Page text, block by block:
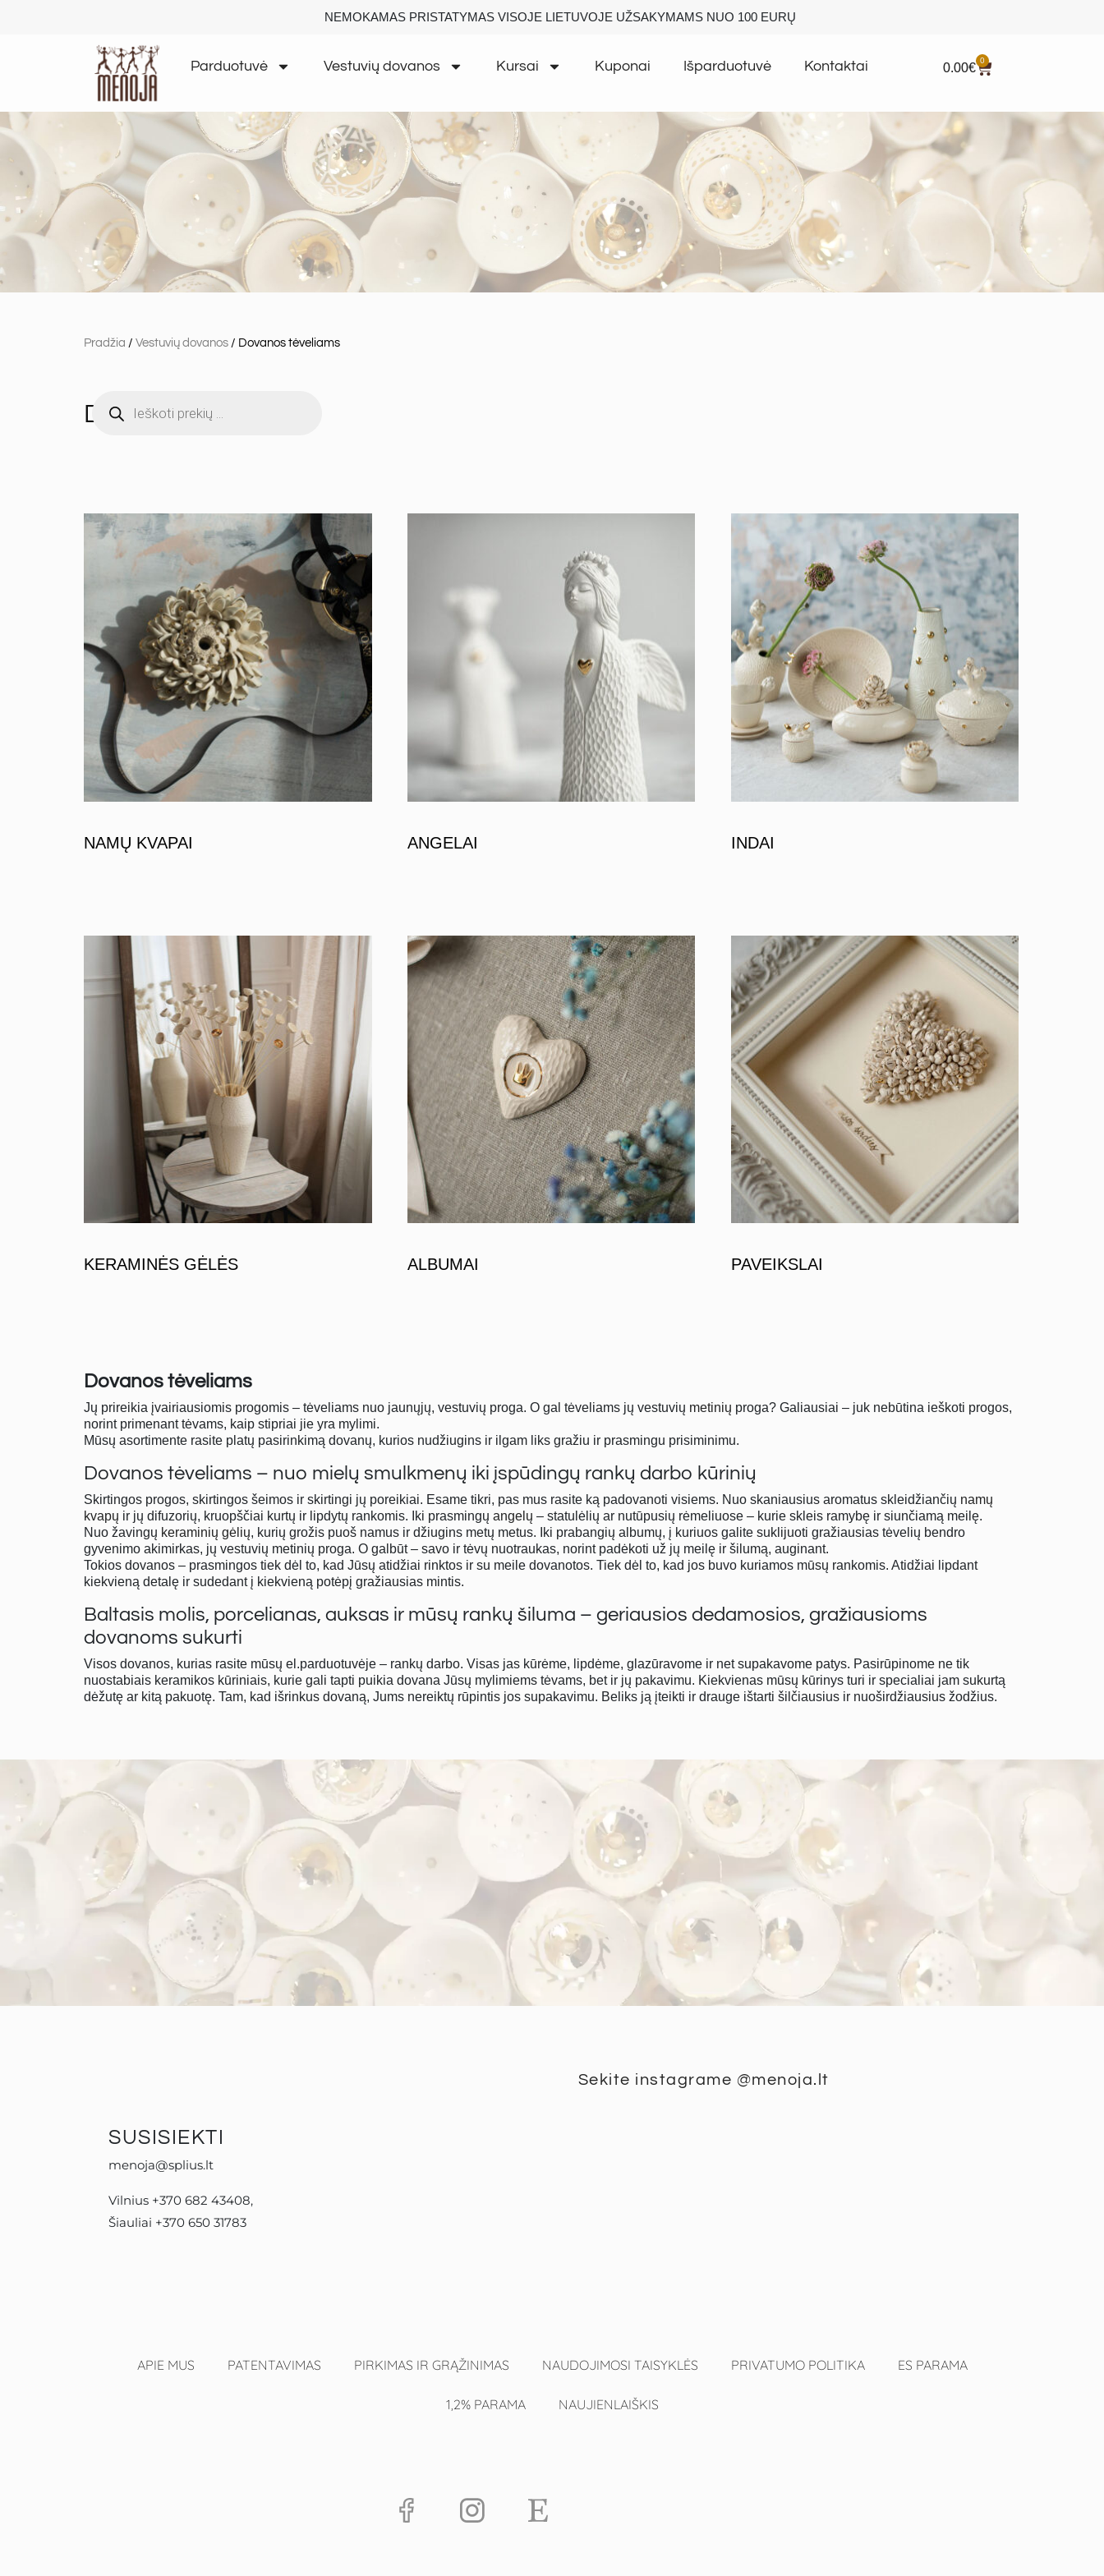
NEMOKAMAS PRISTATYMAS VISOJE LIETUVOJE UŽSAKYMAMS NUO 100 EURŲ
Parduotuvė Vestuvių dovanos Kursai Kuponai Išparduotuvė Kontaktai 0.00€
0
Pradžia / Vestuvių dovanos / Dovanos tėveliams
Dovanos tėveliams
NAMŲ KVAPAI ANGELAI INDAI
KERAMINĖS GĖLĖS ALBUMAI PAVEIKSLAI
Dovanos tėveliams
Jų prireikia įvairiausiomis progomis – tėveliams nuo jaunųjų, vestuvių proga. O gal tėveliams jų vestuvių metinių proga? Galiausiai – juk nebūtina ieškoti progos,
norint primenant tėvams, kaip stipriai jie yra mylimi.
Mūsų asortimente rasite platų pasirinkimą dovanų, kurios nudžiugins ir ilgam liks gražiu ir prasmingu prisiminimu.
Dovanos tėveliams – nuo mielų smulkmenų iki įspūdingų rankų darbo kūrinių
Skirtingos progos, skirtingos šeimos ir skirtingi jų poreikiai. Esame tikri, pas mus rasite ką padovanoti visiems. Nuo skaniausius aromatus skleidžiančių namų
kvapų ir jų difuzorių, kruopščiai kurtų ir lipdytų rankomis. Iki prasmingų angelų – statulėlių ar nutūpusių rėmeliuose – kurie skleis ramybę ir siunčiamą meilę.
Nuo žavingų keraminių gėlių, kurių grožis puoš namus ir džiugins metų metus. Iki prabangių albumų, į kuriuos galite suklijuoti gražiausias tėvelių bendro
gyvenimo akimirkas, jų vestuvių metinių proga. O galbūt – savo ir tėvų nuotraukas, norint padėkoti už jų meilę ir šilumą, auginant.
Tokios dovanos – prasmingos tiek dėl to, kad Jūsų atidžiai rinktos ir su meile dovanotos. Tiek dėl to, kad jos buvo kuriamos mūsų rankomis. Atidžiai lipdant
kiekvieną detalę ir sudedant į kiekvieną potėpį gražiausias mintis.
Baltasis molis, porcelianas, auksas ir mūsų rankų šiluma – geriausios dedamosios, gražiausioms
dovanoms sukurti
Visos dovanos, kurias rasite mūsų el.parduotuvėje – rankų darbo. Visas jas kūrėme, lipdėme, glazūravome ir net supakavome patys. Pasirūpinome ne tik
nuostabiais keramikos kūriniais, kurie gali tapti puikia dovana Jūsų mylimiems tėvams, bet ir jų pakavimu. Kiekvienas mūsų kūrinys turi ir specialiai jam sukurtą
dėžutę ar kitą pakuotę. Tam, kad išrinkus dovaną, Jums nereiktų rūpintis jos supakavimu. Beliks ją įteikti ir drauge ištarti šilčiausius ir nuoširdžiausius žodžius.
SUSISIEKTI
menoja@splius.lt
Vilnius +370 682 43408,
Šiauliai +370 650 31783
Sekite instagrame @menoja.lt
APIE MUS PATENTAVIMAS PIRKIMAS IR GRĄŽINIMAS NAUDOJIMOSI TAISYKLĖS PRIVATUMO POLITIKA ES PARAMA
1,2% PARAMA NAUJIENLAIŠKIS